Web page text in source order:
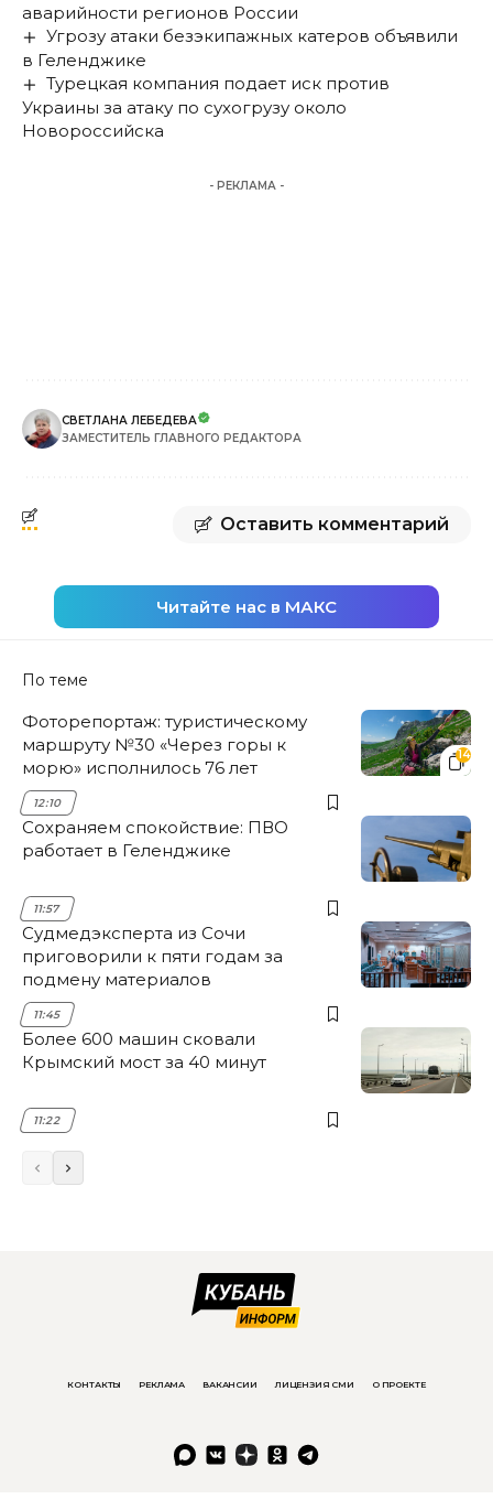
аварийности регионов России
Угрозу атаки безэкипажных катеров объявили
в Геленджике
Турецкая компания подает иск против
Украины за атаку по сухогрузу около
Новороссийска
- РЕКЛАМА -
СВЕТЛАНА ЛЕБЕДЕВА
ЗАМЕСТИТЕЛЬ ГЛАВНОГО РЕДАКТОРА
Оставить комментарий
Читайте нас в МАКС
По теме
14
Фоторепортаж: туристическому
маршруту №30 «Через горы к
морю» исполнилось 76 лет
12:10
Сохраняем спокойствие: ПВО
работает в Геленджике
11:57
Судмедэксперта из Сочи
приговорили к пяти годам за
подмену материалов
11:45
Более 600 машин сковали
Крымский мост за 40 минут
11:22
КОНТАКТЫ РЕКЛАМА ВАКАНСИИ ЛИЦЕНЗИЯ СМИ О ПРОЕКТЕ